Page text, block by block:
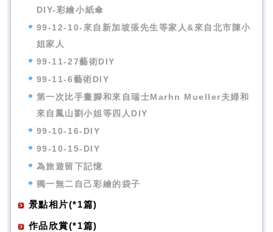
DIY-彩繪小紙傘
99-12-10-來自新加坡張先生等家人&來自北市陳小
姐家人
99-11-27藝術DIY
99-11-6藝術DIY
第一次比手畫腳和來自瑞士Marhn Mueller夫婦和
來自鳳山劉小姐等四人DIY
99-10-16-DIY
99-10-15-DIY
為旅遊留下記憶
獨一無二自己彩繪的袋子
景點相片(*1篇)
作品欣賞(*1篇)